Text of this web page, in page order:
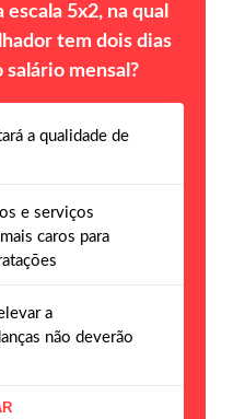
5x2, na qual
tem dois dias
mensal?
a qualidade de
e serviços
caros para
a
não deverão